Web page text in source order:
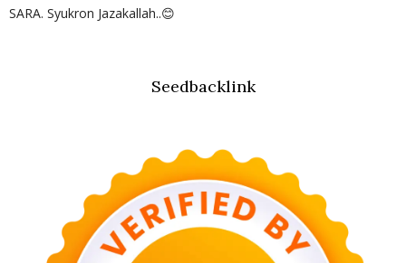
SARA. Syukron Jazakallah..😊
Seedbacklink